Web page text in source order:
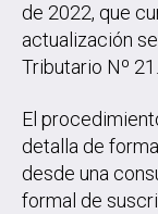
de 2022, que
actualización
Tributario Nº
El
detalla de
desde una
formal de